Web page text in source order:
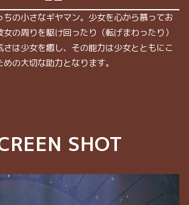
ちの小さなギヤマン。少女を心から慕ってお
の周りを駆け回ったり（転げまわったり）
さは少女を癒し、その能力は少女とともにこ
の大切な助力となります。
SHOT